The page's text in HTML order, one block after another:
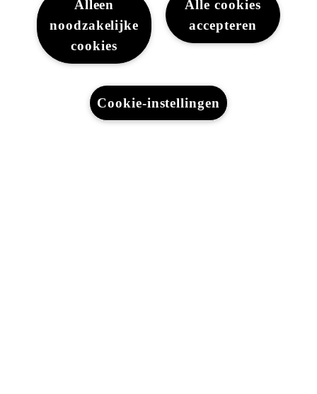
Brochures en documentatie
Hybride auto
Onze aanbiedingen voor particulieren
Onze aanbiedingen voor professionals
Ik ben zelfstandig
Voor vlootbeheerders
Alle cookies
accepteren
Alleen
noodzakelijke
cookies
Cookie-instellingen